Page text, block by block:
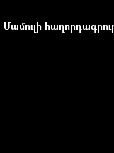
Մամուլի